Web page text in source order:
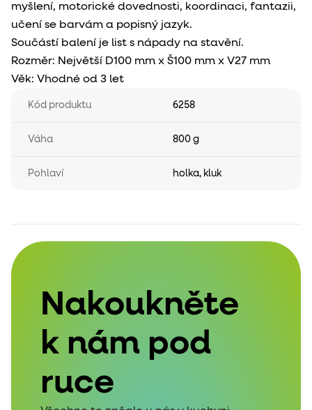
myšlení, motorické dovednosti, koordinaci, fantazii,
učení se barvám a popisný jazyk.
Součástí balení je list s nápady na stavění.
Rozměr: Největší D100 mm x Š100 mm x V27 mm
Věk: Vhodné od 3 let
Kód produktu 6258
Váha 800 g
Pohlaví holka, kluk
Nakoukněte
k nám pod
ruce